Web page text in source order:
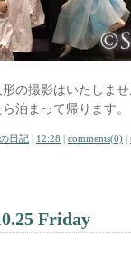
の撮影はいたしま
泊まって帰ります。
日記 | 12:28 | comments(0) |
Friday